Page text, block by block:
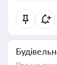
державного
статусу